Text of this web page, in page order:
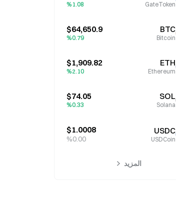
GateToken
%1.08
BTC
Bitcoin
$64,650.9
%0.79
ETH
Ethereum
$1,909.82
%2.10
SOL
Solana
$74.05
%0.33
USDC
USDCoin
$1.0008
%0.00
المزيد